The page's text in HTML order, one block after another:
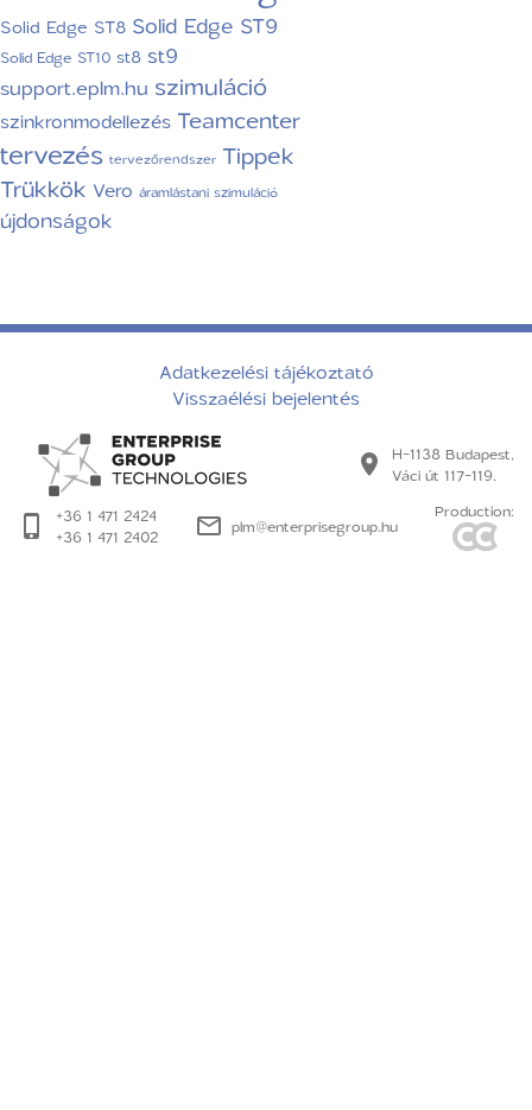
Solid Edge ST8 Solid Edge ST9
Solid Edge ST10 st8 st9
support.eplm.hu szimuláció
szinkronmodellezés Teamcenter
tervezés tervezőrendszer Tippek
Trükkök Vero áramlástani szimuláció
újdonságok
Adatkezelési tájékoztató
Visszaélési bejelentés
H-1138 Budapest,
Váci út 117-119.
+36 1 471 2424
+36 1 471 2402
plm@enterprisegroup.hu
Production: